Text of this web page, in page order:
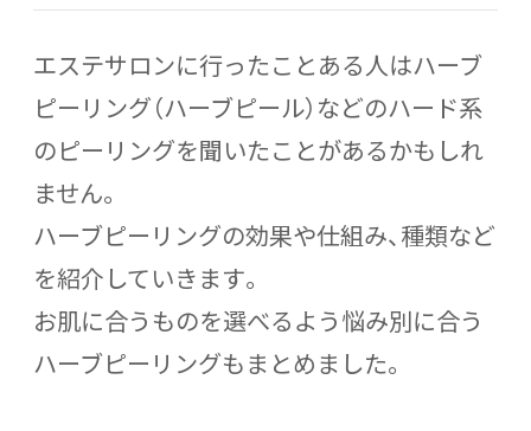
エステサロンに行ったことある人はハーブ
ピーリング（ハーブピール）などのハード系
のピーリングを聞いたことがあるかもしれ
ません。
ハーブピーリングの効果や仕組み、種類など
を紹介していきます。
お肌に合うものを選べるよう悩み別に合う
ハーブピーリングもまとめました。